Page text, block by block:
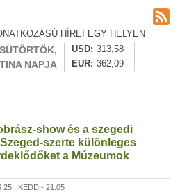
HÍREI EGY HELYEN
NAPJA
USD
313,58
EUR
362,09
show és a szegedi
szerte különleges
a Múzeumok
25., KEDD - 21:05